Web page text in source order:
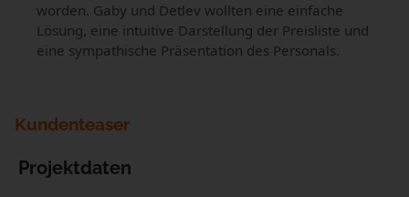
worden. Gaby und Detlev wollten eine einfache
Lösung, eine intuitive Darstellung der Preisliste und
eine sympathische Präsentation des Personals.
Kundenteaser
Projektdaten